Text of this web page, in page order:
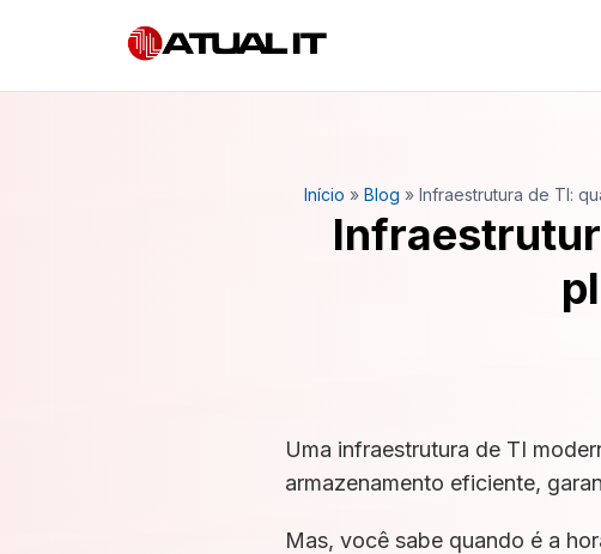
Início » Blog » Infraestrutura de TI:
Uma infraestrutura de TI
armazenamento eficiente,
Mas, você sabe quando é a